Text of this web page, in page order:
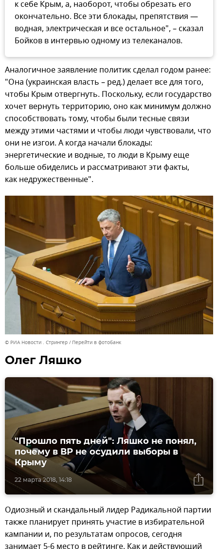
к себе Крым, а, наоборот, чтобы обрезать его
окончательно. Все эти блокады, препятствия —
водная, электрическая и все остальное", – сказал
Бойков в интервью одному из телеканалов.
Аналогичное заявление политик сделал годом ранее:
"Она (украинская власть – ред.) делает все для того,
чтобы Крым отвергнуть. Поскольку, если государство
хочет вернуть территорию, оно как минимум должно
способствовать тому, чтобы были тесные связи
между этими частями и чтобы люди чувствовали, что
они не изгои. А когда начали блокады:
энергетические и водные, то люди в Крыму еще
больше обиделись и рассматривают эти факты,
как недружественные".
© РИА Новости . Стрингер Перейти в фотобанк
Олег Ляшко
22 марта 2018, 14:18
"Прошло пять дней": Ляшко не понял,
почему в ВР не осудили выборы в
Крыму
Одиозный и скандальный лидер Радикальной партии
также планирует принять участие в избирательной
кампании и, по результатам опросов, сегодня
занимает 5-6 место в рейтинге. Как и действующий